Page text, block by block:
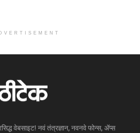
वेबसाइट! नवं तंत्रज्ञान, नवनवे फोन्स, ॲप्स